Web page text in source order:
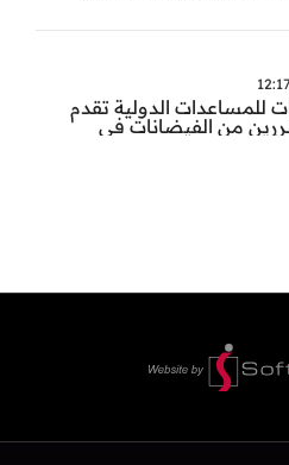
للمساعدات الدولية تقدم
من الفيضانات في